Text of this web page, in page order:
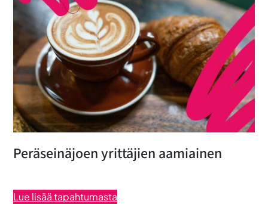
Peräseinäjoen yrittäjien aamiainen
Lue lisää tapahtumasta